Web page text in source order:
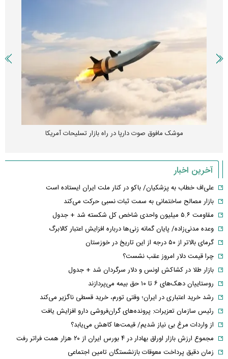
موشک مافوق صوت دارپا در راه بازار تسلیحات آمریکا
آخرین اخبار
علی‌اف خطاب به پزشکیان/ باکو در کنار ملت ایران ایستاده است
بازار مصالح ساختمانی به سمت ثبات نسبی حرکت می‌کند
مقاومت ۵.۶ میلیون واحدی شاخص کل شکسته شد + جدول
وعده مدنی‌زاده/ پایان گمانه زنی‌ها درباره افزایش اعتبار کالابرگ
گرمای بالاتر از ۵۰ درجه از این تاریخ در خوزستان
چرا قیمت دلار امروز عقب نشست؟
بازار طلا در کشاکش اونس و دلار سرگردان شد + جدول
روستاییان دهک‌های ۶ تا ۱۰ حق بیمه می‌پردازند
رشد خرید اعتباری در ایران؛ وقتی تورم، خرید قسطی ناگزیر می‌کند
رئیس سازمان تعزیرات: پرونده‌های گران‌فروشی دارو افزایش یافت
از واردات مرغ بی نیاز شدیم/ قیمت‌ها کاهش می‌یابد؟
مجموع ارزش بازار اوراق بهادار در ۴ بورس ایران از ۲۰ هزار همت فراتر رفت
زمان دقیق پرداخت معوقات بازنشستگان تامین اجتماعی